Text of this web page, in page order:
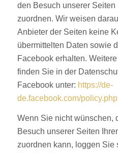
den Besuch unserer Seiten
zuordnen. Wir weisen
Anbieter der Seiten keine
übermittelten Daten sowie
Facebook erhalten.
finden Sie in der
Facebook unter: https://de-
de.facebook.com/policy.php
Wenn Sie nicht wünschen,
Besuch unserer Seiten
zuordnen kann, loggen Sie